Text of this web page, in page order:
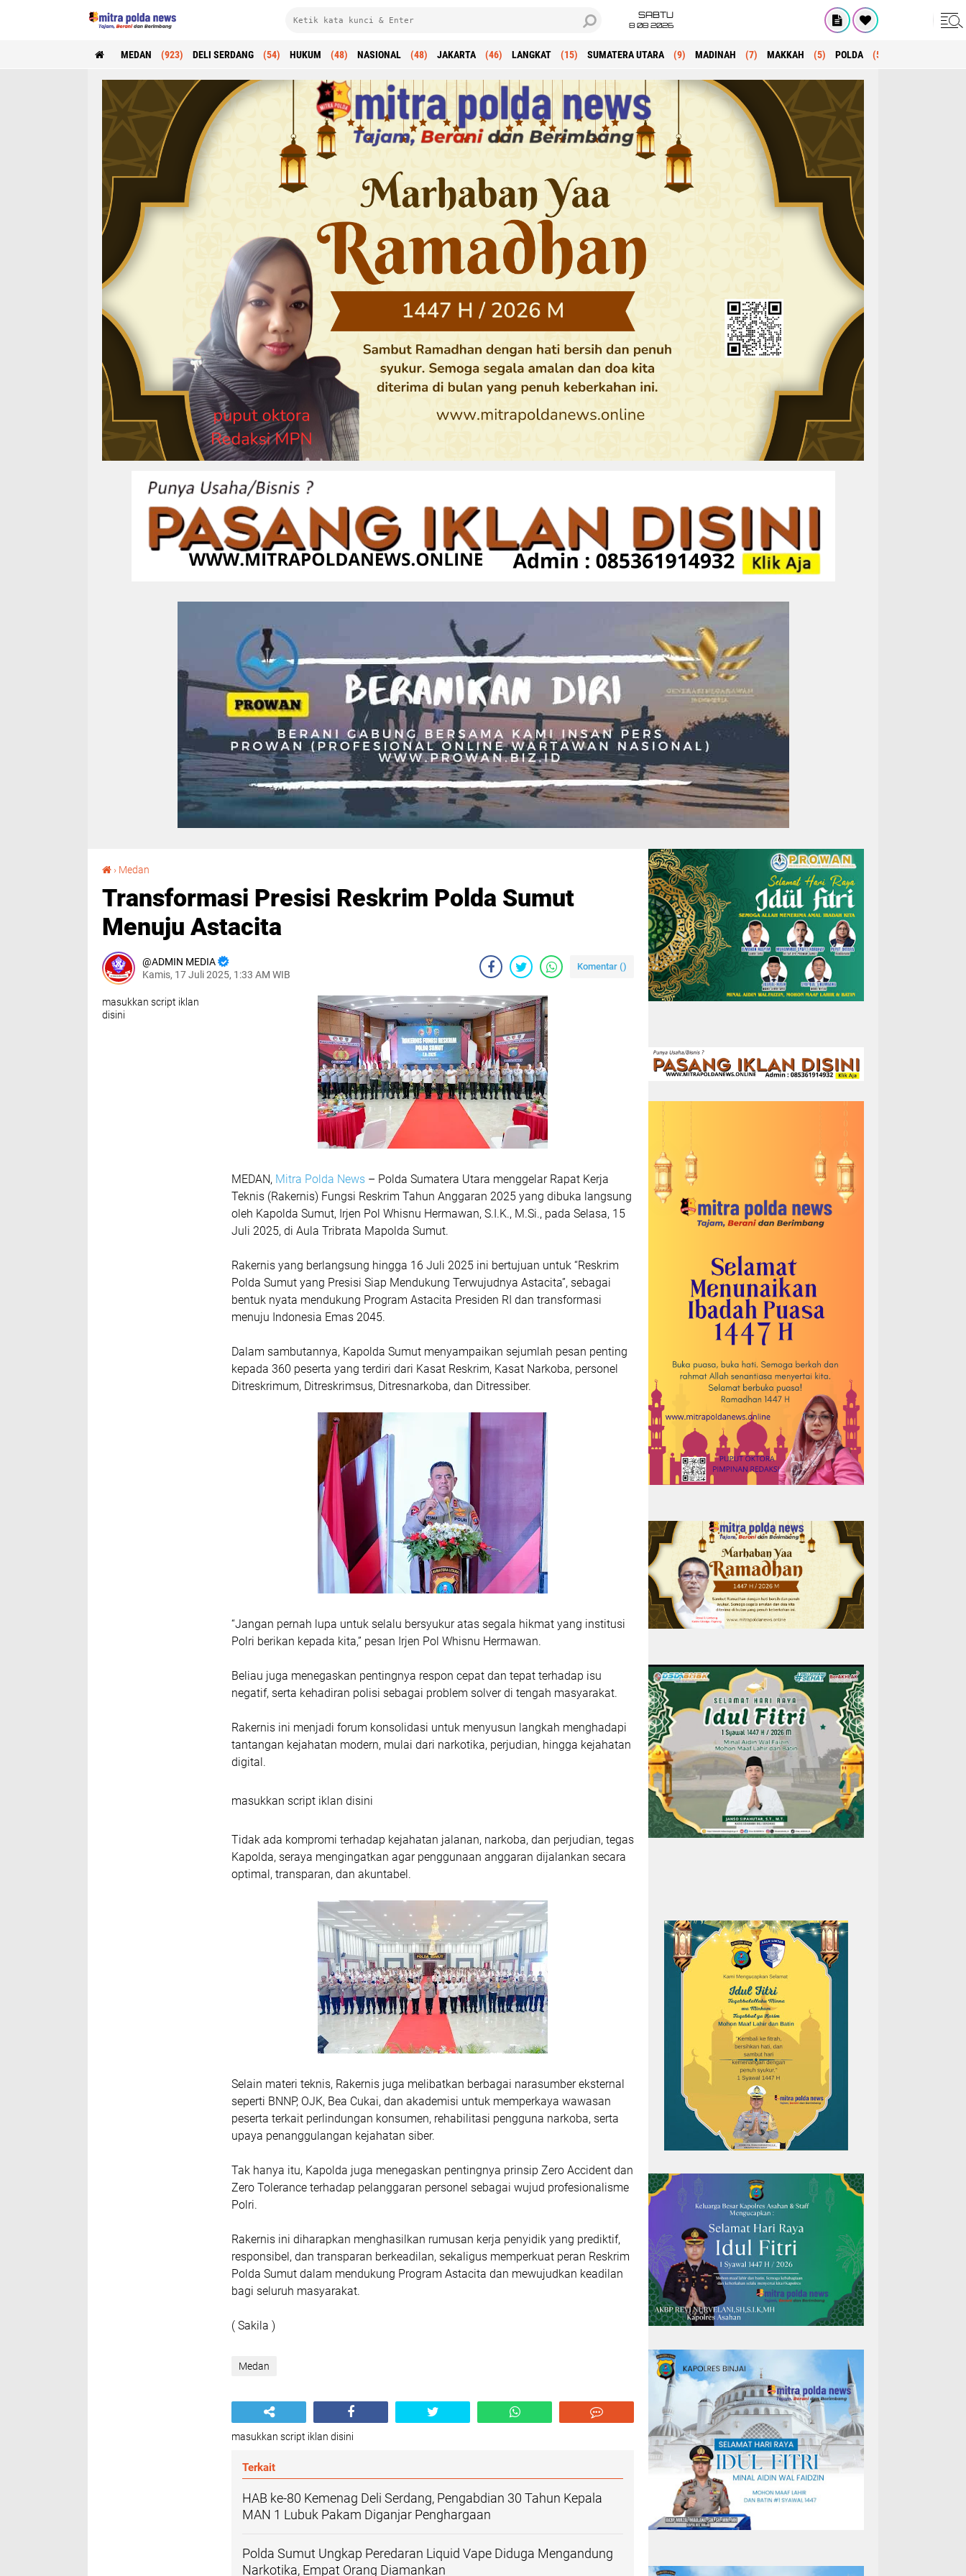
SABTU
8 08 2026
MEDAN (923) DELI SERDANG (54) HUKUM (48) NASIONAL (48) JAKARTA (46) LANGKAT (15) SUMATERA UTARA (9) MADINAH (7) MAKKAH (5) POLDA (5)
› Medan
Transformasi Presisi Reskrim Polda Sumut
Menuju Astacita
ADMIN MEDIA
Kamis, 17 Juli 2025, 1:33 AM WIB
Komentar ()
masukkan script iklan
disini
MEDAN, Mitra Polda News – Polda Sumatera Utara menggelar Rapat Kerja
Teknis (Rakernis) Fungsi Reskrim Tahun Anggaran 2025 yang dibuka langsung
oleh Kapolda Sumut, Irjen Pol Whisnu Hermawan, S.I.K., M.Si., pada Selasa, 15
Juli 2025, di Aula Tribrata Mapolda Sumut.
Rakernis yang berlangsung hingga 16 Juli 2025 ini bertujuan untuk “Reskrim
Polda Sumut yang Presisi Siap Mendukung Terwujudnya Astacita”, sebagai
bentuk nyata mendukung Program Astacita Presiden RI dan transformasi
menuju Indonesia Emas 2045.
Dalam sambutannya, Kapolda Sumut menyampaikan sejumlah pesan penting
kepada 360 peserta yang terdiri dari Kasat Reskrim, Kasat Narkoba, personel
Ditreskrimum, Ditreskrimsus, Ditresnarkoba, dan Ditressiber.
“Jangan pernah lupa untuk selalu bersyukur atas segala hikmat yang institusi
Polri berikan kepada kita,” pesan Irjen Pol Whisnu Hermawan.
Beliau juga menegaskan pentingnya respon cepat dan tepat terhadap isu
negatif, serta kehadiran polisi sebagai problem solver di tengah masyarakat.
Rakernis ini menjadi forum konsolidasi untuk menyusun langkah menghadapi
tantangan kejahatan modern, mulai dari narkotika, perjudian, hingga kejahatan
digital.
masukkan script iklan disini
Tidak ada kompromi terhadap kejahatan jalanan, narkoba, dan perjudian, tegas
Kapolda, seraya mengingatkan agar penggunaan anggaran dijalankan secara
optimal, transparan, dan akuntabel.
Selain materi teknis, Rakernis juga melibatkan berbagai narasumber eksternal
seperti BNNP, OJK, Bea Cukai, dan akademisi untuk memperkaya wawasan
peserta terkait perlindungan konsumen, rehabilitasi pengguna narkoba, serta
upaya penanggulangan kejahatan siber.
Tak hanya itu, Kapolda juga menegaskan pentingnya prinsip Zero Accident dan
Zero Tolerance terhadap pelanggaran personel sebagai wujud profesionalisme
Polri.
Rakernis ini diharapkan menghasilkan rumusan kerja penyidik yang prediktif,
responsibel, dan transparan berkeadilan, sekaligus memperkuat peran Reskrim
Polda Sumut dalam mendukung Program Astacita dan mewujudkan keadilan
bagi seluruh masyarakat.
( Sakila )
Medan
masukkan script iklan disini
Terkait
HAB ke-80 Kemenag Deli Serdang, Pengabdian 30 Tahun Kepala
MAN 1 Lubuk Pakam Diganjar Penghargaan
Polda Sumut Ungkap Peredaran Liquid Vape Diduga Mengandung
Narkotika, Empat Orang Diamankan